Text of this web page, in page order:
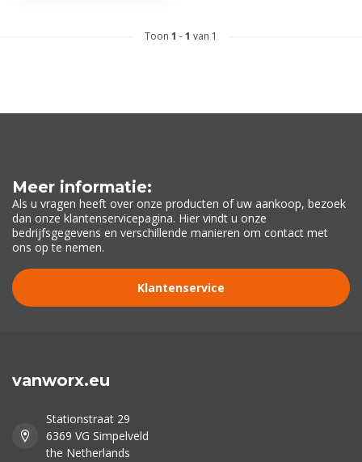
Toon 1 -1 van 1
Meer informatie:
Als u vragen heeft over onze producten of uw aankoop, bezoek
dan onze klantenservicepagina. Hier vindt u onze
bedrijfsgegevens en verschillende manieren om contact met
ons op te nemen.
Klantenservice
vanworx.eu
Stationstraat 29
6369 VG Simpelveld
the Netherlands